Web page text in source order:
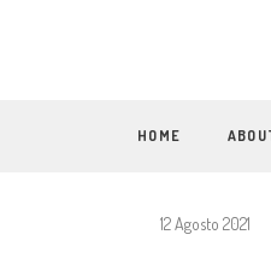
HOME
12 Agosto 2021